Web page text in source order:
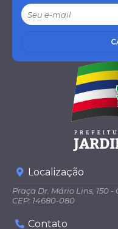
Localização
Praça Dr. Mário Lins, 150 -
CEP: 14680-080
Contato